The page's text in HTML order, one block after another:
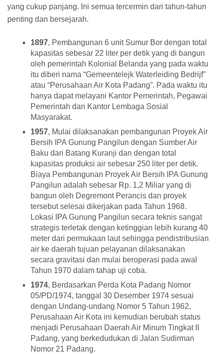
yang cukup panjang. Ini semua tercermin dari tahun-tahun
penting dan bersejarah.
1897, Pembangunan 6 unit Sumur Bor dengan total
kapasitas sebesar 22 liter per detik yang di bangun
oleh pemerintah Kolonial Belanda yang pada waktu
itu diberi nama “Gemeentelejk Waterleiding Bedrijf”
atau “Perusahaan Air Kota Padang”. Pada waktu itu
hanya dapat melayani Kantor Pemerintah, Pegawai
Pemerintah dan Kantor Lembaga Sosial
Masyarakat.
1957, Mulai dilaksanakan pembangunan Proyek Air
Bersih IPA Gunung Pangilun dengan Sumber Air
Baku dari Batang Kuranji dan dengan total
kapasitas produksi air sebesar 250 liter per detik.
Biaya Pembangunan Proyek Air Bersih IPA Gunung
Pangilun adalah sebesar Rp. 1,2 Miliar yang di
bangun oleh Degremont Perancis dan proyek
tersebut selesai dikerjakan pada Tahun 1968.
Lokasi IPA Gunung Pangilun secara teknis sangat
strategis terletak dengan ketinggian lebih kurang 40
meter dari permukaan laut sehingga pendistribusian
air ke daerah tujuan pelayanan dilaksanakan
secara gravitasi dan mulai beroperasi pada awal
Tahun 1970 dalam tahap uji coba.
1974, Berdasarkan Perda Kota Padang Nomor
05/PD/1974, tanggal 30 Desember 1974 sesuai
dengan Undang-undang Nomor 5 Tahun 1962,
Perusahaan Air Kota ini kemudian berubah status
menjadi Perusahaan Daerah Air Minum Tingkat II
Padang, yang berkedudukan di Jalan Sudirman
Nomor 21 Padang.